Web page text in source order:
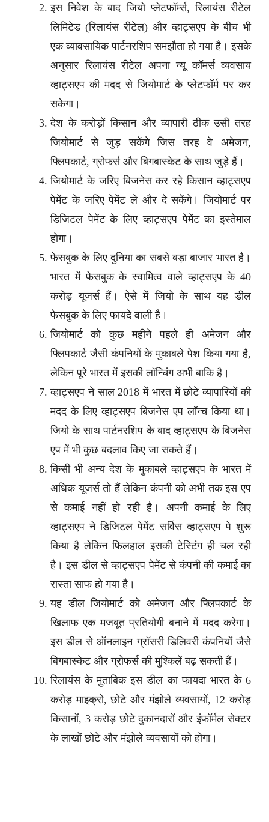
इस निवेश के बाद जियो प्लेटफॉर्म्स, रिलायंस रीटेल
लिमिटेड (रिलायंस रीटेल) और व्हाट्सएप के बीच भी
एक व्यावसायिक पार्टनरशिप समझौता हो गया है। इसके
अनुसार रिलायंस रीटेल अपना न्यू कॉमर्स व्यवसाय
व्हाट्सएप की मदद से जियोमार्ट के प्लेटफॉर्म पर कर
सकेगा।
देश के करोड़ों किसान और व्यापारी ठीक उसी तरह
जियोमार्ट से जुड़ सकेंगे जिस तरह वे अमेजन,
फ्लिपकार्ट, ग्रोफर्स और बिगबास्केट के साथ जुड़े हैं।
जियोमार्ट के जरिए बिजनेस कर रहे किसान व्हाट्सएप
पेमेंट के जरिए पेमेंट ले और दे सकेंगे। जियोमार्ट पर
डिजिटल पेमेंट के लिए व्हाट्सएप पेमेंट का इस्तेमाल
होगा।
फेसबुक के लिए दुनिया का सबसे बड़ा बाजार भारत है।
भारत में फेसबुक के स्वामित्व वाले व्हाट्सएप के 40
करोड़ यूजर्स हैं। ऐसे में जियो के साथ यह डील
फेसबुक के लिए फायदे वाली है।
जियोमार्ट को कुछ महीने पहले ही अमेजन और
फ्लिपकार्ट जैसी कंपनियों के मुकाबले पेश किया गया है,
लेकिन पूरे भारत में इसकी लॉन्चिंग अभी बाकि है।
व्हाट्सएप ने साल 2018 में भारत में छोटे व्यापारियों की
मदद के लिए व्हाट्सएप बिजनेस एप लॉन्च किया था।
जियो के साथ पार्टनरशिप के बाद व्हाट्सएप के बिजनेस
एप में भी कुछ बदलाव किए जा सकते हैं।
किसी भी अन्य देश के मुकाबले व्हाट्सएप के भारत में
अधिक यूजर्स तो हैं लेकिन कंपनी को अभी तक इस एप
से कमाई नहीं हो रही है। अपनी कमाई के लिए
व्हाट्सएप ने डिजिटल पेमेंट सर्विस व्हाट्सएप पे शुरू
किया है लेकिन फिलहाल इसकी टेस्टिंग ही चल रही
है। इस डील से व्हाट्सएप पेमेंट से कंपनी की कमाई का
रास्ता साफ हो गया है।
यह डील जियोमार्ट को अमेजन और फ्लिपकार्ट के
खिलाफ एक मजबूत प्रतियोगी बनाने में मदद करेगा।
इस डील से ऑनलाइन ग्रॉसरी डिलिवरी कंपनियों जैसे
बिगबास्केट और ग्रोफर्स की मुश्किलें बढ़ सकती हैं।
रिलायंस के मुताबिक इस डील का फायदा भारत के 6
करोड़ माइक्रो, छोटे और मंझोले व्यवसायों, 12 करोड़
किसानों, 3 करोड़ छोटे दुकानदारों और इंफॉर्मल सेक्टर
के लाखों छोटे और मंझोले व्यवसायों को होगा।